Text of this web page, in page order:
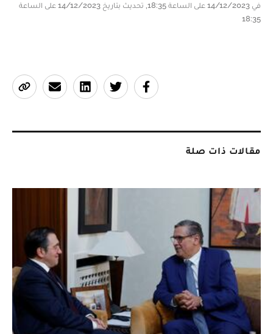
في 14/12/2023 على الساعة 18:35, تحديث بتاريخ 14/12/2023 على الساعة
18:35
مقالات ذات صلة